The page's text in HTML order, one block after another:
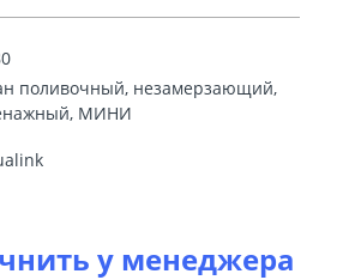
поливочный, незамерзающий,
МИНИ
у менеджера